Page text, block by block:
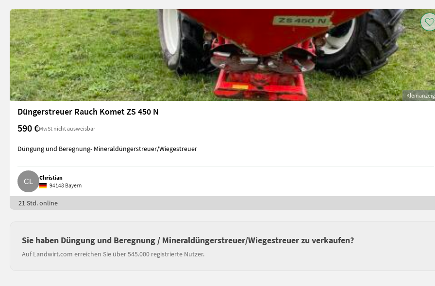
Düngerstreuer Rauch Komet ZS 450 N
590 €MwSt nicht ausweisbar
Düngung und Beregnung- Mineraldüngerstreuer/Wiegestreuer
Christian
94148 Bayern
21 Std. online
Sie haben Düngung und Beregnung / Mineraldüngerstreuer/Wiegestreuer zu verkaufen?
Auf Landwirt.com erreichen Sie über 545.000 registrierte Nutzer.